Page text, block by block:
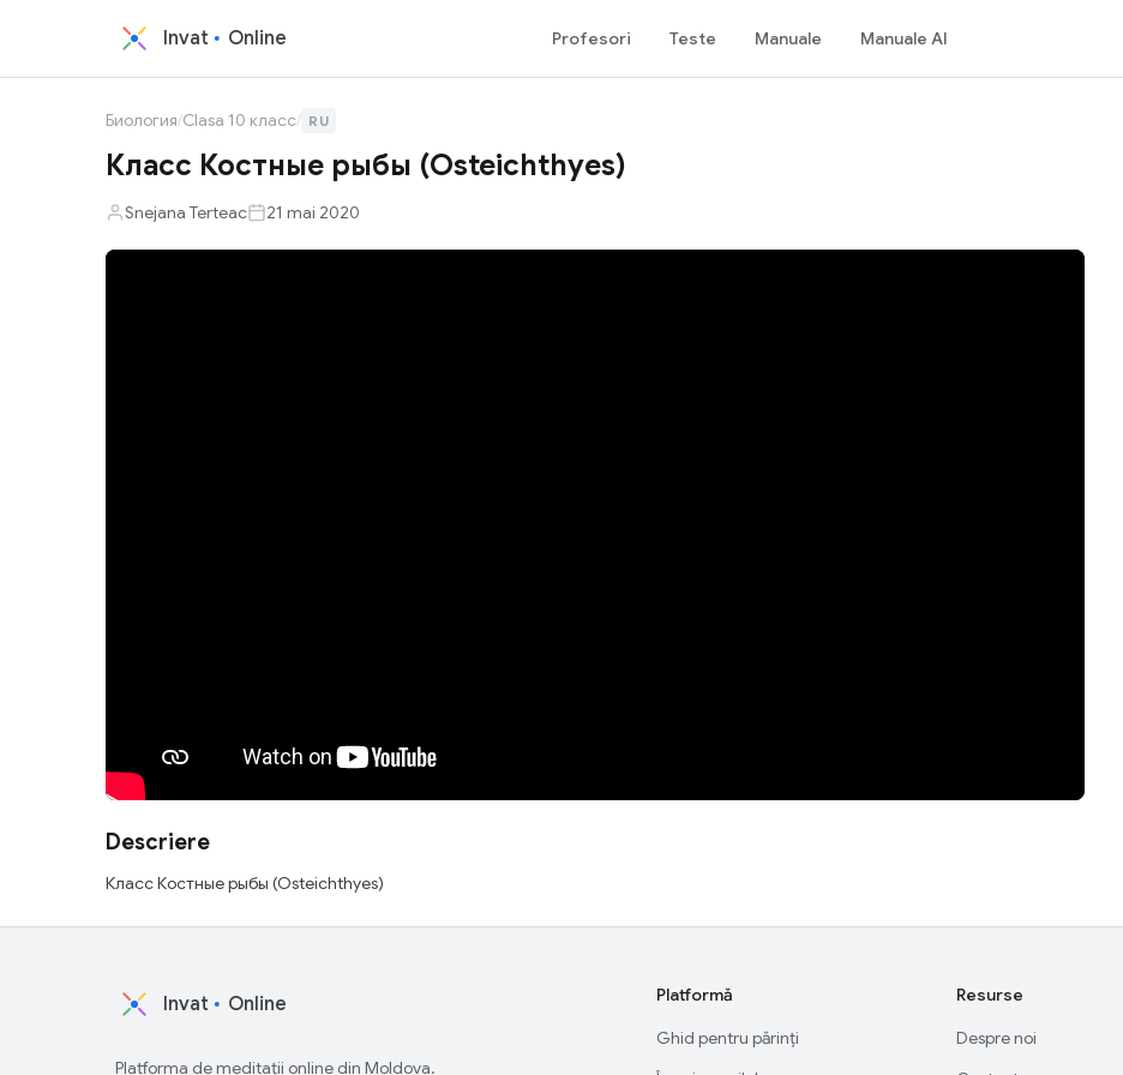
Invat Online Profesori Teste Manuale Manuale AI
Биология/Clasa 10 класс/ RU
Класс Костные рыбы (Osteichthyes)
Snejana Terteac 21 mai 2020
Descriere
Класс Костные рыбы (Osteichthyes)
Invat Online
Platforma de meditații online din Moldova.
Platformă
Ghid pentru părinți
Resurse
Despre noi